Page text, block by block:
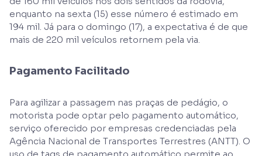
enquanto na sexta (15) esse número é estimado em
194 mil. Já para o domingo (17), a expectativa é de que
mais de 220 mil veículos retornem pela via.
Pagamento Facilitado
Para agilizar a passagem nas praças de pedágio, o
motorista pode optar pelo pagamento automático,
serviço oferecido por empresas credenciadas pela
Agência Nacional de Transportes Terrestres (ANTT). O